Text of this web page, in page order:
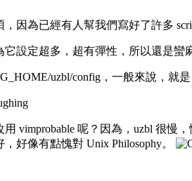
因為已經有人幫我們寫好了許多
設定超多，超有彈性，所以還是蠻
uzbl/config，一般來說，就是
vimprobable 呢？因為，uzbl 很慢
好像有點愧對 Unix Philosophy。